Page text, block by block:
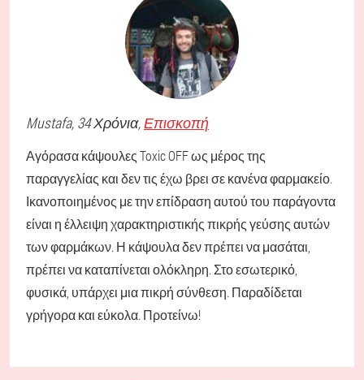
Mustafa, 34 Χρόνια,Επισκοπή
Αγόρασα κάψουλες Toxic OFF ως μέρος της
παραγγελίας και δεν τις έχω βρει σε κανένα φαρμακείο.
Ικανοποιημένος με την επίδραση αυτού του παράγοντα
είναι η έλλειψη χαρακτηριστικής πικρής γεύσης αυτών
των φαρμάκων. Η κάψουλα δεν πρέπει να μασάται,
πρέπει να καταπίνεται ολόκληρη. Στο εσωτερικό,
φυσικά, υπάρχει μια πικρή σύνθεση. Παραδίδεται
γρήγορα και εύκολα. Προτείνω!